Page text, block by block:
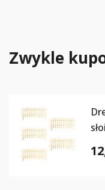
Zwykle